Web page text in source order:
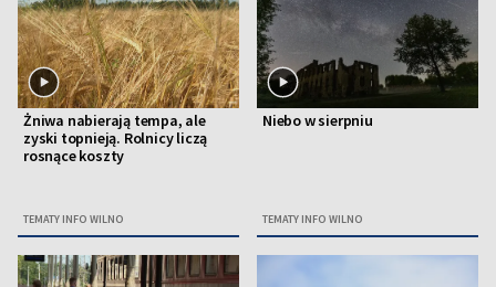
Żniwa nabierają tempa, ale
zyski topnieją. Rolnicy liczą
rosnące koszty
TEMATY INFO WILNO
Niebo w sierpniu
TEMATY INFO WILNO